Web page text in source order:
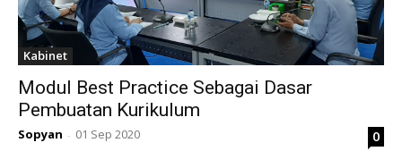
Kabinet
Modul Best Practice Sebagai Dasar
Pembuatan Kurikulum
Sopyan - 01 Sep 2020 0